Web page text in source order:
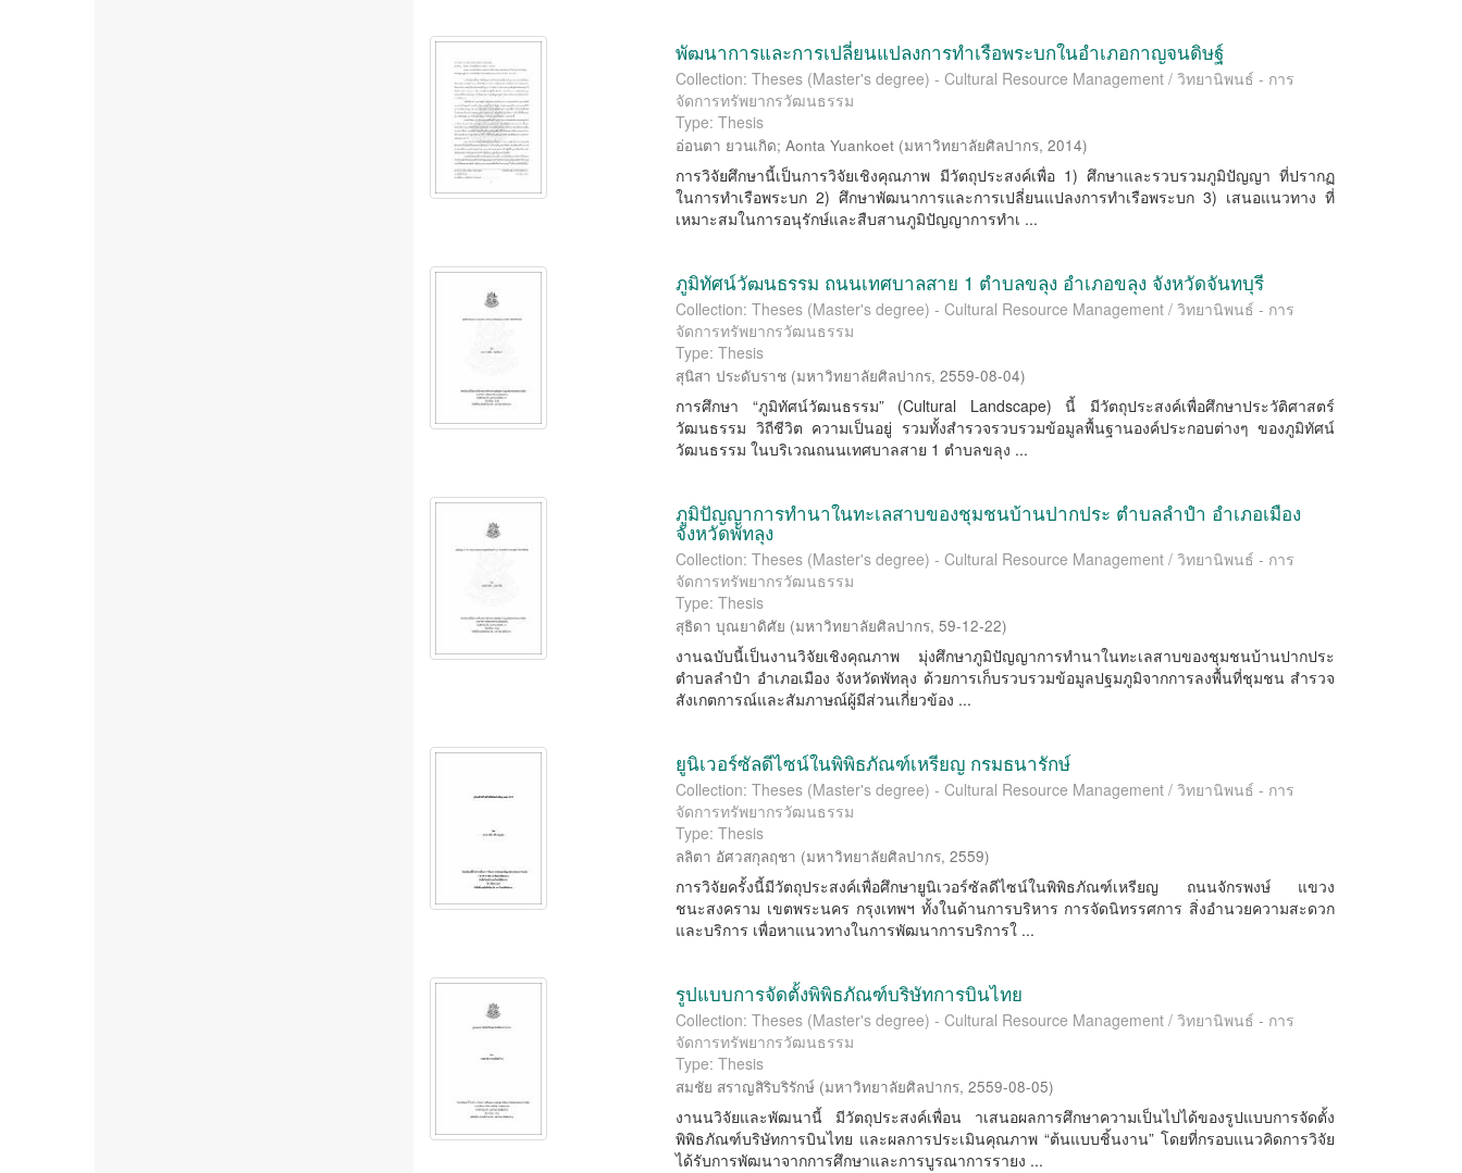
พัฒนาการและการเปลี่ยนแปลงการทำเรือพระบกในอำเภอกาญจนดิษฐ์
Collection: Theses (Master's degree) - Cultural Resource Management / วิทยานิพนธ์ - การ
จัดการทรัพยากรวัฒนธรรม
Type: Thesis
อ่อนตา ยวนเกิด;Aonta Yuankoet (มหาวิทยาลัยศิลปากร,2014)
การวิจัยศึกษานี้เป็นการวิจัยเชิงคุณภาพ มีวัตถุประสงค์เพื่อ 1) ศึกษาและรวบรวมภูมิปัญญา ที่ปรากฏ
ในการทำเรือพระบก 2) ศึกษาพัฒนาการและการเปลี่ยนแปลงการทำเรือพระบก 3) เสนอแนวทาง ที่
เหมาะสมในการอนุรักษ์และสืบสานภูมิปัญญาการทำเ ...
ภูมิทัศน์วัฒนธรรม ถนนเทศบาลสาย 1 ตำบลขลุง อำเภอขลุง จังหวัดจันทบุรี
Collection: Theses (Master's degree) - Cultural Resource Management / วิทยานิพนธ์ - การ
จัดการทรัพยากรวัฒนธรรม
Type: Thesis
สุนิสา ประดับราช (มหาวิทยาลัยศิลปากร,2559-08-04)
การศึกษา “ภูมิทัศน์วัฒนธรรม” (Cultural Landscape) นี้ มีวัตถุประสงค์เพื่อศึกษาประวัติศาสตร์
วัฒนธรรม วิถีชีวิต ความเป็นอยู่ รวมทั้งสำรวจรวบรวมข้อมูลพื้นฐานองค์ประกอบต่างๆ ของภูมิทัศน์
วัฒนธรรม ในบริเวณถนนเทศบาลสาย 1 ตำบลขลุง ...
ภูมิปัญญาการทำนาในทะเลสาบของชุมชนบ้านปากประ ตำบลลำปำ อำเภอเมือง
จังหวัดพัทลุง
Collection: Theses (Master's degree) - Cultural Resource Management / วิทยานิพนธ์ - การ
จัดการทรัพยากรวัฒนธรรม
Type: Thesis
สุธิดา บุณยาดิศัย (มหาวิทยาลัยศิลปากร,59-12-22)
งานฉบับนี้เป็นงานวิจัยเชิงคุณภาพ มุ่งศึกษาภูมิปัญญาการทำนาในทะเลสาบของชุมชนบ้านปากประ
ตำบลลำปำ อำเภอเมือง จังหวัดพัทลุง ด้วยการเก็บรวบรวมข้อมูลปฐมภูมิจากการลงพื้นที่ชุมชน สำรวจ
สังเกตการณ์และสัมภาษณ์ผู้มีส่วนเกี่ยวข้อง ...
ยูนิเวอร์ซัลดีไซน์ในพิพิธภัณฑ์เหรียญ กรมธนารักษ์
Collection: Theses (Master's degree) - Cultural Resource Management / วิทยานิพนธ์ - การ
จัดการทรัพยากรวัฒนธรรม
Type: Thesis
ลลิตา อัศวสกุลฤชา (มหาวิทยาลัยศิลปากร,2559)
การวิจัยครั้งนี้มีวัตถุประสงค์เพื่อศึกษายูนิเวอร์ซัลดีไซน์ในพิพิธภัณฑ์เหรียญ ถนนจักรพงษ์ แขวง
ชนะสงคราม เขตพระนคร กรุงเทพฯ ทั้งในด้านการบริหาร การจัดนิทรรศการ สิ่งอำนวยความสะดวก
และบริการ เพื่อหาแนวทางในการพัฒนาการบริการใ ...
รูปแบบการจัดตั้งพิพิธภัณฑ์บริษัทการบินไทย
Collection: Theses (Master's degree) - Cultural Resource Management / วิทยานิพนธ์ - การ
จัดการทรัพยากรวัฒนธรรม
Type: Thesis
สมชัย สราญสิริบริรักษ์ (มหาวิทยาลัยศิลปากร,2559-08-05)
งานนวิจัยและพัฒนานี้ มีวัตถุประสงค์เพื่อน าเสนอผลการศึกษาความเป็นไปได้ของรูปแบบการจัดตั้ง
พิพิธภัณฑ์บริษัทการบินไทย และผลการประเมินคุณภาพ “ต้นแบบชิ้นงาน” โดยที่กรอบแนวคิดการวิจัย
ได้รับการพัฒนาจากการศึกษาและการบูรณาการรายง ...